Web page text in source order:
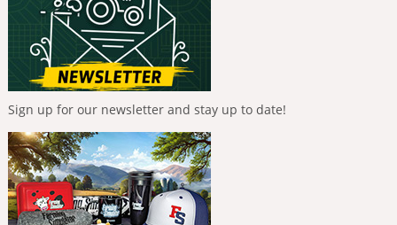
Sign up for our newsletter and stay up to date!